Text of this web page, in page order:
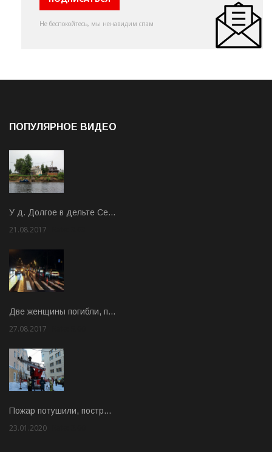
Не беспокойтесь, мы ненавидим спам
ПОПУЛЯРНОЕ ВИДЕО
У д. Долгое в дельте Се…
21.08.2017
Две женщины погибли, п…
27.08.2017
Пожар потушили, постр…
23.01.2020